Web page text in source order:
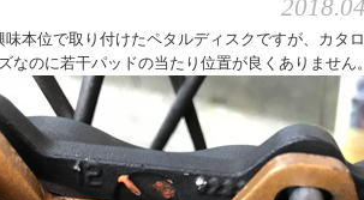
味本位で取り付けたペタルディスクですが、カタ
なのに若干パッドの当たり位置が良くありません